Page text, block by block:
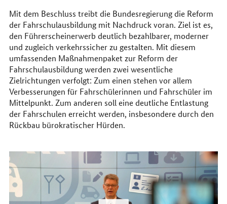
Mit dem Beschluss treibt die Bundesregierung die Reform
der Fahrschulausbildung mit Nachdruck voran. Ziel ist es,
den Führerscheinerwerb deutlich bezahlbarer, moderner
und zugleich verkehrssicher zu gestalten. Mit diesem
umfassenden Maßnahmenpaket zur Reform der
Fahrschulausbildung werden zwei wesentliche
Zielrichtungen verfolgt: Zum einen stehen vor allem
Verbesserungen für Fahrschülerinnen und Fahrschüler im
Mittelpunkt. Zum anderen soll eine deutliche Entlastung
der Fahrschulen erreicht werden, insbesondere durch den
Rückbau bürokratischer Hürden.